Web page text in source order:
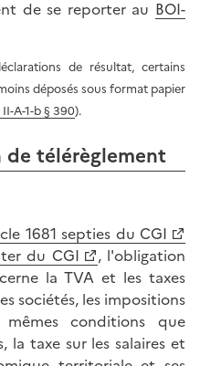
de se reporter au BOI-
de résultat, certains
déposés sous format papier
A-1-b § 390).
télérèglement
1681 septies du CGI
du CGI
, l'obligation
la TVA et les taxes
sociétés, les impositions
conditions que
la taxe sur les salaires et